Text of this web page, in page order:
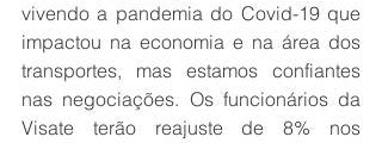
vivendo a pandemia do Covid-19 que
impactou na economia e na área dos
transportes, mas estamos confiantes
nas negociações. Os funcionários da
Visate terão reajuste de 8% nos